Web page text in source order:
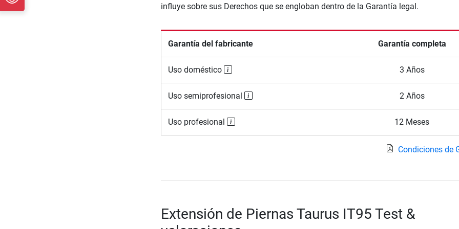
influye sobre sus Derechos que se engloban dentro de la Garantía legal.
Garantía del fabricante Garantía completa
Uso doméstico 3 Años
Uso semiprofesional 2 Años
Uso profesional 12 Meses
Condiciones de
Extensión de Piernas Taurus IT95 Test &